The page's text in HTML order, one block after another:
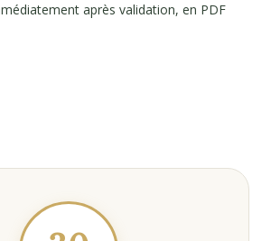
après validation, en PDF